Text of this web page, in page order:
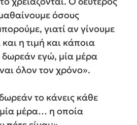
όσους
γιατί αν γίνουμε
η τιμή και κάποια
δωρεάν εγώ, μία μέρα
όλον τον χρόνο».
το κάνεις κάθε
μέρα… η οποία